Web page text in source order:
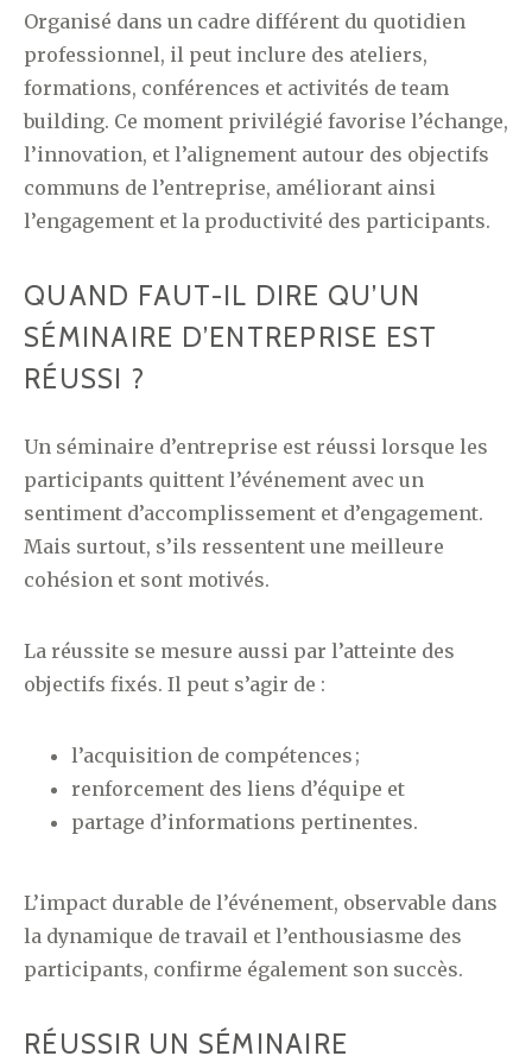
Organisé dans un cadre différent du quotidien
professionnel, il peut inclure des ateliers,
formations, conférences et activités de team
building. Ce moment privilégié favorise l’échange,
l’innovation, et l’alignement autour des objectifs
communs de l’entreprise, améliorant ainsi
l’engagement et la productivité des participants.
QUAND FAUT-IL DIRE QU’UN
SÉMINAIRE D’ENTREPRISE EST
RÉUSSI ?
Un séminaire d’entreprise est réussi lorsque les
participants quittent l’événement avec un
sentiment d’accomplissement et d’engagement.
Mais surtout, s’ils ressentent une meilleure
cohésion et sont motivés.
La réussite se mesure aussi par l’atteinte des
objectifs fixés. Il peut s’agir de :
l’acquisition de compétences ;
renforcement des liens d’équipe et
partage d’informations pertinentes.
L’impact durable de l’événement, observable dans
la dynamique de travail et l’enthousiasme des
participants, confirme également son succès.
RÉUSSIR UN SÉMINAIRE